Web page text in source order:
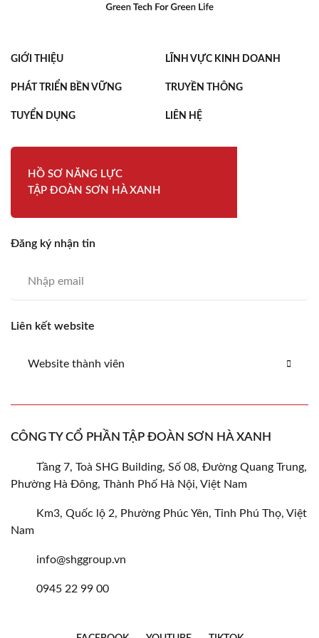
GIỚI THIỆU LĨNH VỰC KINH DOANH
PHÁT TRIỂN BỀN VỮNG TRUYỀN THÔNG
TUYỂN DỤNG LIÊN HỆ
HỒ SƠ NĂNG LỰC
TẬP ĐOÀN SƠN HÀ XANH
Đăng ký nhận tin
Liên kết website
Website thành viên
CÔNG TY CỔ PHẦN TẬP ĐOÀN SƠN HÀ XANH
Tầng 7, Toà SHG Building, Số 08, Đường Quang Trung,
Phường Hà Đông, Thành Phố Hà Nội, Việt Nam
Km3, Quốc lộ 2, Phường Phúc Yên, Tỉnh Phú Thọ, Việt
Nam
info@shggroup.vn
0945 22 99 00